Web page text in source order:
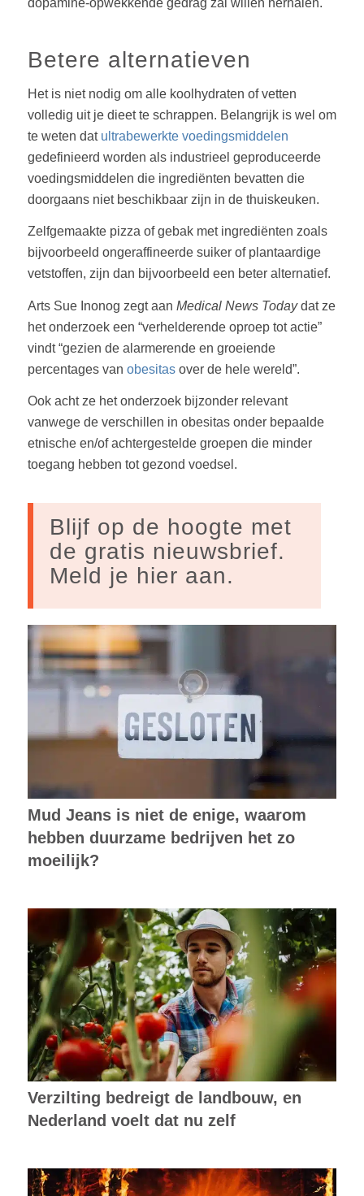
dopamine-opwekkende gedrag zal willen herhalen.
Betere alternatieven
Het is niet nodig om alle koolhydraten of vetten
volledig uit je dieet te schrappen. Belangrijk is wel om
te weten dat ultrabewerkte voedingsmiddelen
gedefinieerd worden als industrieel geproduceerde
voedingsmiddelen die ingrediënten bevatten die
doorgaans niet beschikbaar zijn in de thuiskeuken.
Zelfgemaakte pizza of gebak met ingrediënten zoals
bijvoorbeeld ongeraffineerde suiker of plantaardige
vetstoffen, zijn dan bijvoorbeeld een beter alternatief.
Arts Sue Inonog zegt aan Medical News Todaydat ze
het onderzoek een “verhelderende oproep tot actie”
vindt “gezien de alarmerende en groeiende
percentages van obesitasover de hele wereld”.
Ook acht ze het onderzoek bijzonder relevant
vanwege de verschillen in obesitas onder bepaalde
etnische en/of achtergestelde groepen die minder
toegang hebben tot gezond voedsel.
Blijf op de hoogte met
de gratis nieuwsbrief.
Meld je hier aan.
Mud Jeans is niet de enige, waarom
hebben duurzame bedrijven het zo
moeilijk?
Verzilting bedreigt de landbouw, en
Nederland voelt dat nu zelf